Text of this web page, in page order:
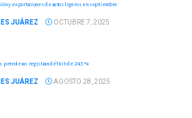
y exportaciones de autos ligeros en septiembre
JUÁREZ OCTUBRE 7, 2025
petroleras registran déficit de 24.5 %
JUÁREZ AGOSTO 28, 2025